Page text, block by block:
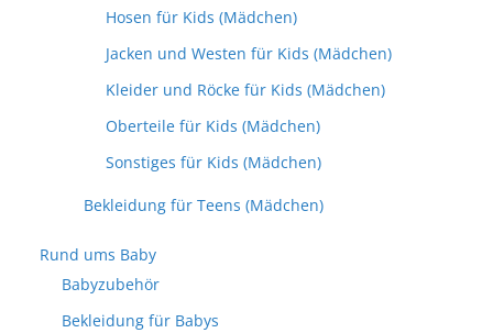
Hosen für Kids (Mädchen)
Jacken und Westen für Kids (Mädchen)
Kleider und Röcke für Kids (Mädchen)
Oberteile für Kids (Mädchen)
Sonstiges für Kids (Mädchen)
Bekleidung für Teens (Mädchen)
Rund ums Baby
Babyzubehör
Bekleidung für Babys